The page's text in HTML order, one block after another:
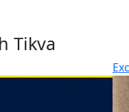
Tikva